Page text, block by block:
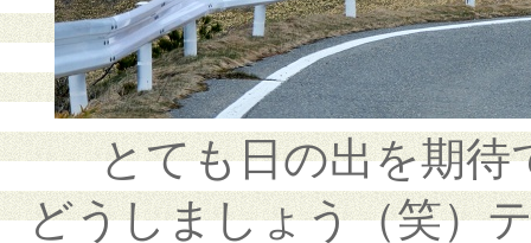
とても日の出を期
どうしましょう（笑）